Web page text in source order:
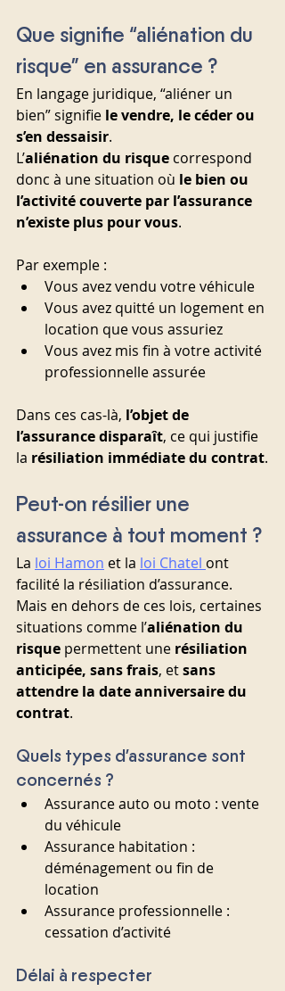
Que signifie “aliénation du
risque” en assurance ?
En langage juridique, “aliéner un
bien” signifie le vendre, le céder ou
s’en dessaisir.
L’aliénation du risque correspond
donc à une situation où le bien ou
l’activité couverte par l’assurance
n’existe plus pour vous.
Par exemple :
Vous avez vendu votre véhicule
Vous avez quitté un logement en
location que vous assuriez
Vous avez mis fin à votre activité
professionnelle assurée
Dans ces cas-là, l’objet de
l’assurance disparaît, ce qui justifie
la résiliation immédiate du contrat.
Peut-on résilier une
assurance à tout moment ?
La loi Hamon et la loi Chatel ont
facilité la résiliation d’assurance.
Mais en dehors de ces lois, certaines
situations comme l’aliénation du
risque permettent une résiliation
anticipée, sans frais, et sans
attendre la date anniversaire du
contrat.
Quels types d’assurance sont
concernés ?
Assurance auto ou moto : vente
du véhicule
Assurance habitation :
déménagement ou fin de
location
Assurance professionnelle :
cessation d’activité
Délai à respecter